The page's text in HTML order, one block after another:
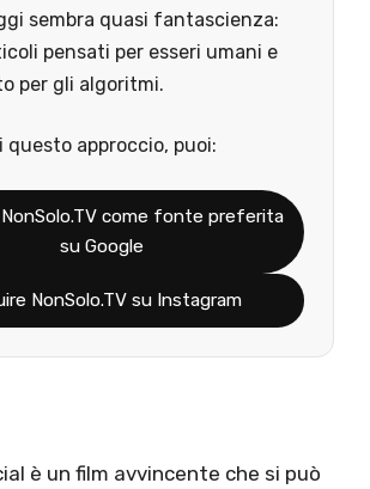
sembra quasi fantascienza:
pensati per esseri umani e
per gli algoritmi.
questo approccio, puoi:
come fonte preferita
su Google
NonSolo.TV su Instagram
è un film avvincente che si può